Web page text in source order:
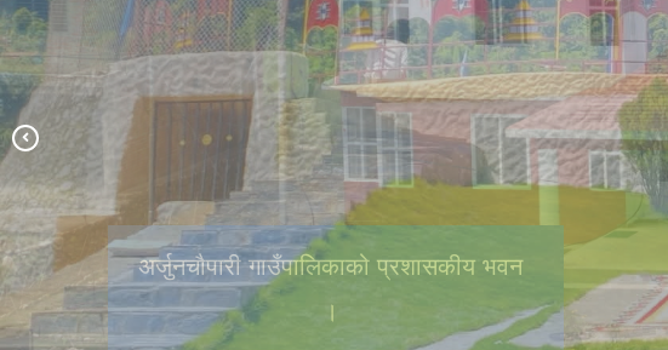
अर्जुनचौपारी गाउँपालिकाको प्रशासकीय भवन
।
अर्जुनचौपारी गाउँपालिकामा निर्मित गड्यौली
खोला बोटानिकल पार्क।